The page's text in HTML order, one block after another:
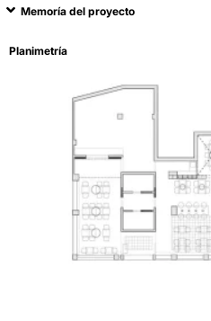
Memoría del proyecto
Planimetría